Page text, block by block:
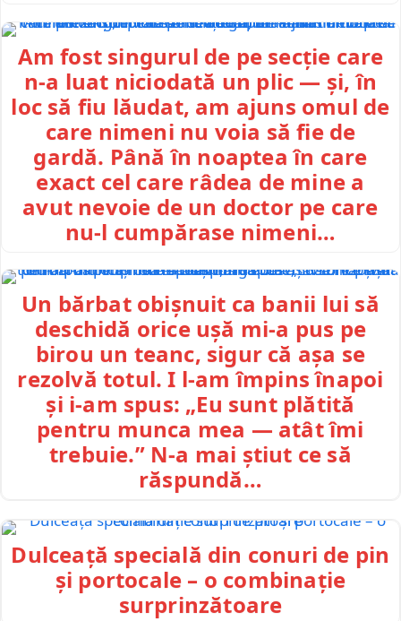
Am fost singurul de pe secție care
n-a luat niciodată un plic — și, în
loc să fiu lăudat, am ajuns omul de
care nimeni nu voia să fie de
gardă. Până în noaptea în care
exact cel care râdea de mine a
avut nevoie de un doctor pe care
nu-l cumpărase nimeni…
Un bărbat obișnuit ca banii lui să
deschidă orice ușă mi-a pus pe
birou un teanc, sigur că așa se
rezolvă totul. I l-am împins înapoi
și i-am spus: „Eu sunt plătită
pentru munca mea — atât îmi
trebuie.” N-a mai știut ce să
răspundă…
Dulceață specială din conuri de pin
și portocale – o combinație
surprinzătoare